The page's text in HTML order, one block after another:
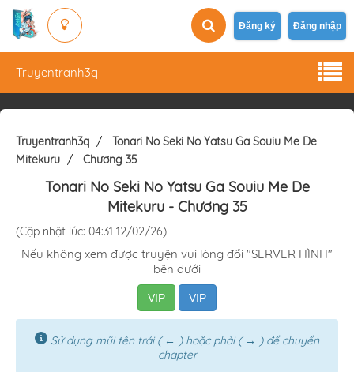
Đăng ký Đăng nhập
Truyentranh3q
Truyentranh3q
Tonari No Seki No Yatsu Ga Souiu Me De
Mitekuru
Chương 35
Tonari No Seki No Yatsu Ga Souiu Me De
Mitekuru- Chương 35
(Cập nhật lúc: 04:31 12/02/26)
Nếu không xem được truyện vui lòng đổi "SERVER HÌNH"
bên dưới
VIP VIP
Sử dụng mũi tên trái ( ← ) hoặc phải ( → ) để chuyển
chapter